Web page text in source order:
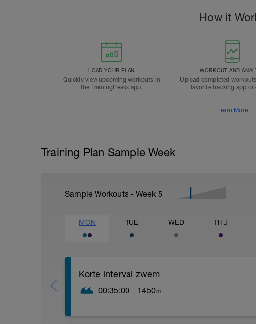
How it
LOAD YOUR PLAN
Quickly view upcoming workouts in
the TrainingPeaks app.
WORKOUT AND
Upload completed
favorite tracking app or
Learn More
Training Plan Sample Week
Sample Workouts - Week 5
MON TUE WED THU
Korte interval zwem
00:35:00 1450m